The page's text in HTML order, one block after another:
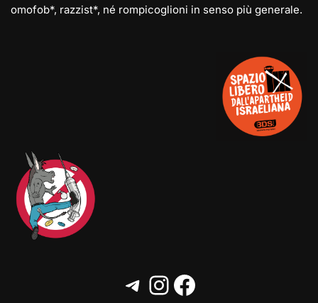
omofob*, razzist*, né rompicoglioni in senso più generale.